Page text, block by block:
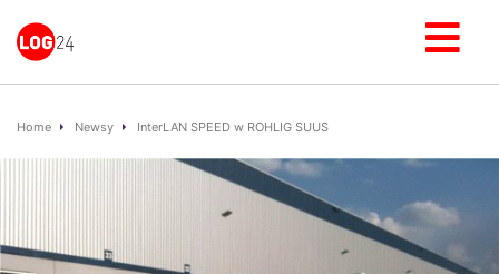
Home Newsy InterLAN SPEED w ROHLIG SUUS